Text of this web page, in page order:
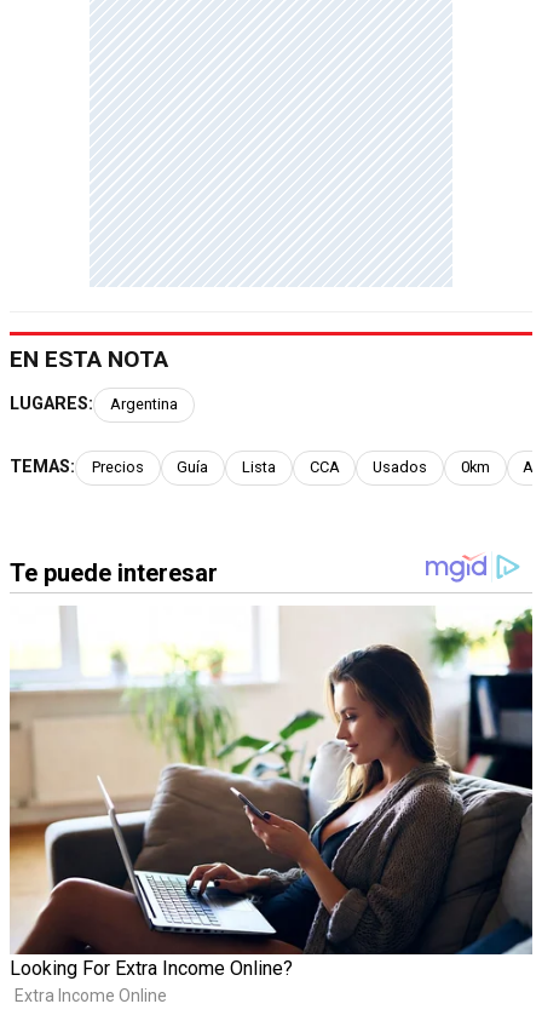
EN ESTA NOTA
LUGARES: Argentina
TEMAS: Precios Guía Lista CCA Usados 0km